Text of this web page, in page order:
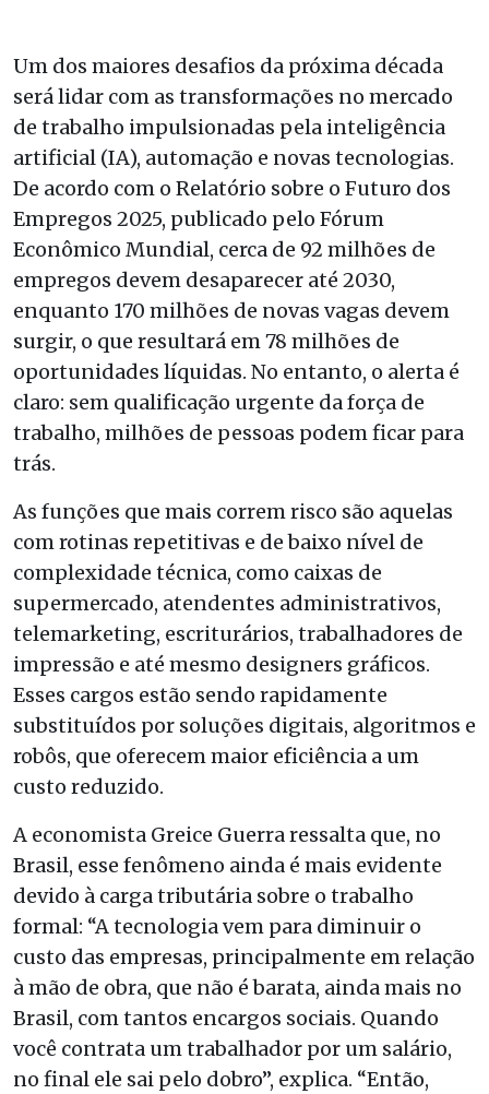
Um dos maiores desafios da próxima década
será lidar com as transformações no mercado
de trabalho impulsionadas pela inteligência
artificial (IA), automação e novas tecnologias.
De acordo com o Relatório sobre o Futuro dos
Empregos 2025, publicado pelo Fórum
Econômico Mundial, cerca de 92 milhões de
empregos devem desaparecer até 2030,
enquanto 170 milhões de novas vagas devem
surgir, o que resultará em 78 milhões de
oportunidades líquidas. No entanto, o alerta é
claro: sem qualificação urgente da força de
trabalho, milhões de pessoas podem ficar para
trás.
As funções que mais correm risco são aquelas
com rotinas repetitivas e de baixo nível de
complexidade técnica, como caixas de
supermercado, atendentes administrativos,
telemarketing, escriturários, trabalhadores de
impressão e até mesmo designers gráficos.
Esses cargos estão sendo rapidamente
substituídos por soluções digitais, algoritmos e
robôs, que oferecem maior eficiência a um
custo reduzido.
A economista Greice Guerra ressalta que, no
Brasil, esse fenômeno ainda é mais evidente
devido à carga tributária sobre o trabalho
formal: “A tecnologia vem para diminuir o
custo das empresas, principalmente em relação
à mão de obra, que não é barata, ainda mais no
Brasil, com tantos encargos sociais. Quando
você contrata um trabalhador por um salário,
no final ele sai pelo dobro”, explica. “Então,